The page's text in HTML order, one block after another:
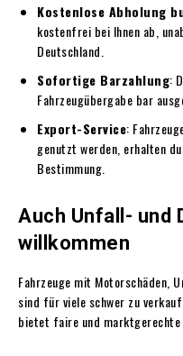
Kostenlose Abholung
kostenfrei bei Ihnen ab,
Deutschland.
Sofortige Barzahlung:
Fahrzeugübergabe bar
Export-Service:
genutzt werden, erhalten
Bestimmung.
Auch Unfall-
willkommen
Fahrzeuge mit Motorschäden,
sind für viele schwer zu
bietet faire und marktgerechte